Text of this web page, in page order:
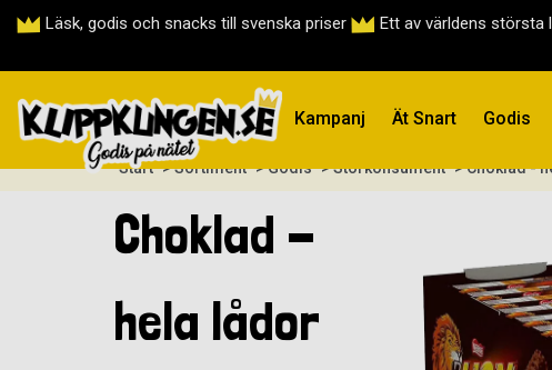
Läsk, godis och snacks till svenska priser Ett av världens
Kampanj Ät Snart Godis
Start > Sortiment > Godis > Storkonsument > Choklad -
Choklad -
hela lådor